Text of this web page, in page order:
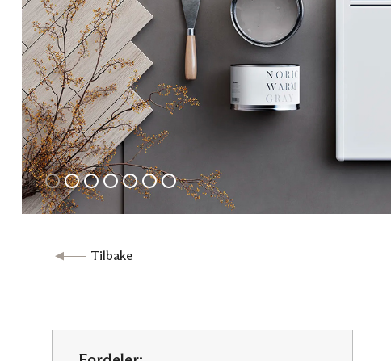
PGV 10 Wi-Fi
PGV 12 Wi-Fi
LGV 7 Wi-Fi
LGV 10 Wi-Fi
Tilleggsprodukter
GB 200
Plastføtter PF 240
KB 200
Tilbake